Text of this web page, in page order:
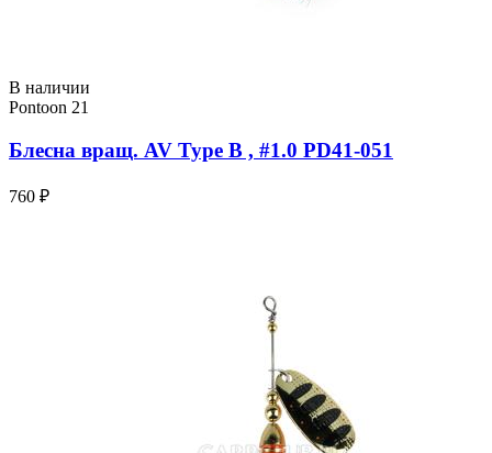
В наличии
Pontoon 21
Блесна вращ. AV Type B , #1.0 PD41-051
760 ₽